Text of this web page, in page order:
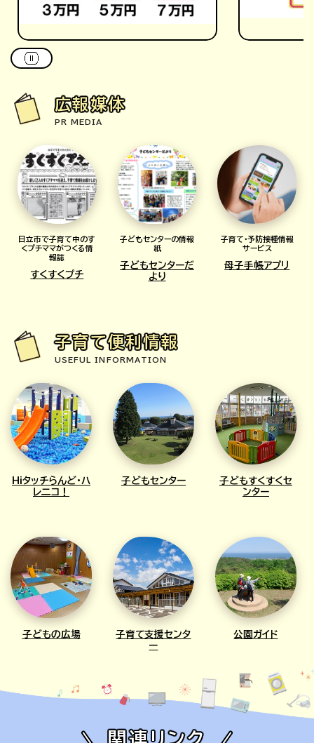
広報媒体
PR MEDIA
日立市で子育て中のす
くプチママがつくる情
報誌
すくすくプチ
子どもセンターの情報
紙
子どもセンターだ
より
子育て・予防接種情報
サービス
母子手帳アプリ
子育て便利情報
USEFUL INFORMATION
Hiタッチらんど・ハ
レ二コ！
子どもセンター
子どもすくすくセ
ンター
子どもの広場
子育て支援センタ
ー
公園ガイド
関連リンク